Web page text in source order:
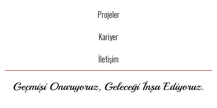
Projeler
Kariyer
İletişim